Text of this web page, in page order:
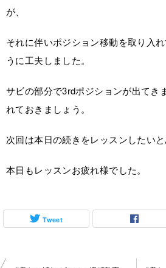
が、
それに伴いポジション移動を取り入
うに工夫しました。
サビの部分で3rdポジションが出てき
れておきましょう。
次回は本日の続きをレッスンしたいと
本日もレッスンお疲れ様でした。
Tweet